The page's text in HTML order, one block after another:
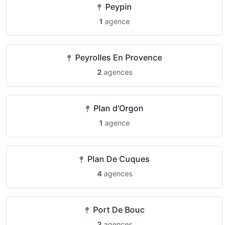
Peypin
1 agence
Peyrolles En Provence
2 agences
Plan d'Orgon
1 agence
Plan De Cuques
4agences
Port De Bouc